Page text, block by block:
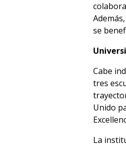
se
Cabe
tres
Unido
La